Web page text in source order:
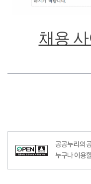
채용
공공누리의
누구나 이용